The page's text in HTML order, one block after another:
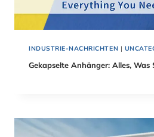
INDUSTRIE-NACHRICHTEN |
Gekapselte Anhänger: Alles, Was